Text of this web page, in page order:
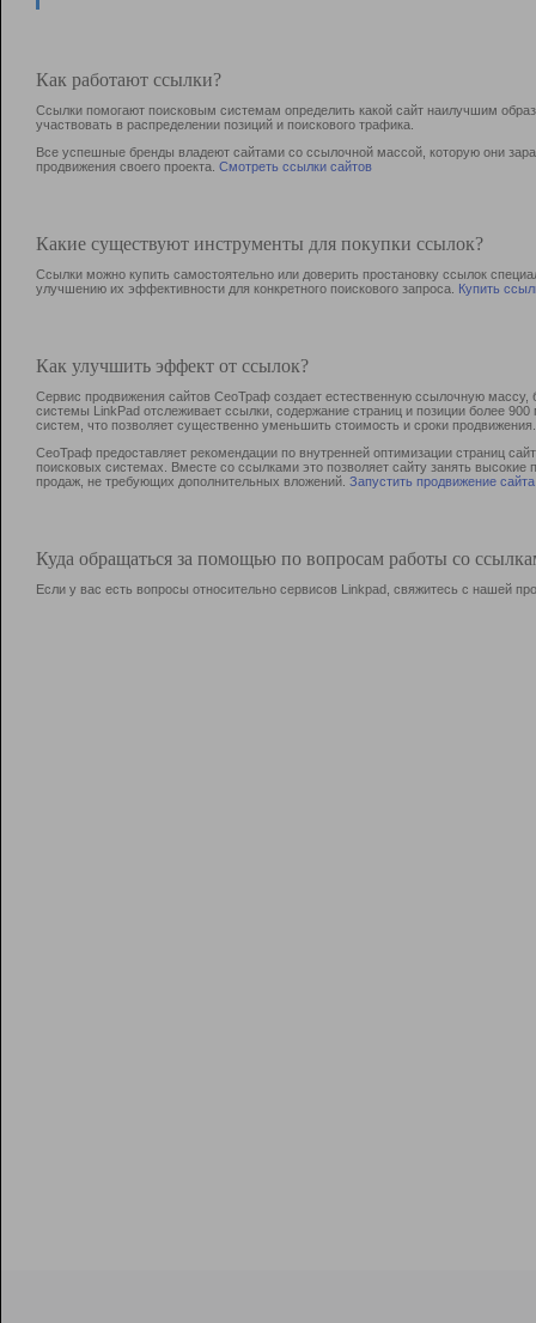
Как работают ссылки?
Ссылки помогают поисковым системам определить какой сайт наилучшим
участвовать в раcпределении позиций и поискового трафика.
Все успешные бренды владеют сайтами со ссылочной массой, которую они
продвижения своего проекта. Смотреть ссылки сайтов
Какие существуют инструменты для покупки ссылок?
Ссылки можно купить самостоятельно или доверить простановку ссылок
улучшению их эффективности для конкретного поискового запроса. Купить
Как улучшить эффект от ссылок?
Сервис продвижения сайтов СеоТраф создает естественную ссылочную
системы LinkPad отслеживает ссылки, содержание страниц и позиции более
систем, что позволяет существенно уменьшить стоимость и сроки продвижения.
СеоТраф предоставляет рекомендации по внутренней оптимизации страниц
поисковых системах. Вместе со ссылками это позволяет сайту занять
продаж, не требующих дополнительных вложений. Запустить продвижение сайта
Куда обращаться за помощью по вопросам работы со
Если у вас есть вопросы относительно сервисов Linkpad, свяжитесь с нашей